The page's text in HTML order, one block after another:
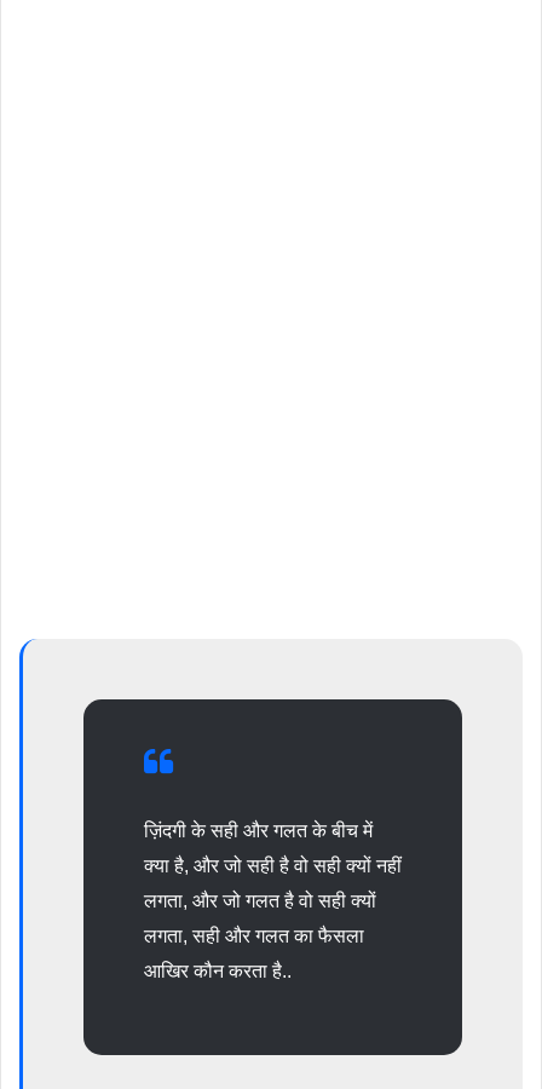
ज़िंदगी के सही और गलत के बीच में
क्या है, और जो सही है वो सही क्यों नहीं
लगता, और जो गलत है वो सही क्यों
लगता, सही और गलत का फैसला
आखिर कौन करता है..